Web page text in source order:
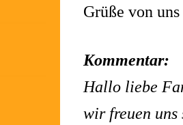
Grüße von
Kommentar:
Hallo liebe
wir freuen uns